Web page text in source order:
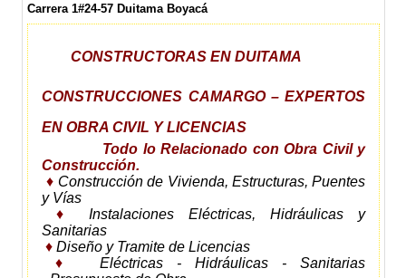
Carrera 1#24-57 Duitama Boyacá
CONSTRUCTORAS EN DUITAMA
CONSTRUCCIONES CAMARGO – EXPERTOS
EN OBRA CIVIL Y LICENCIAS
Todo lo Relacionado con Obra Civil y
Construcción.
♦ Construcción de Vivienda, Estructuras, Puentes
y Vías
♦
Instalaciones Eléctricas, Hidráulicas y
Sanitarias
♦ Diseño y Tramite de Licencias
♦
Eléctricas - Hidráulicas - Sanitarias